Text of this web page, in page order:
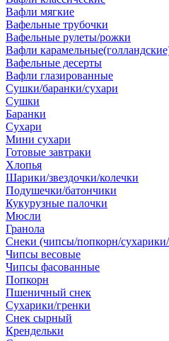
Вафли мягкие
Вафельные трубочки
Вафельные рулеты/рожки
Вафли
Вафельные десерты
Вафли глазированные
Сушки/баранки/сухари
Сушки
Баранки
Сухари
Мини сухари
Готовые завтраки
Хлопья
Шарики/звездочки/колечки
Подушечки/батончики
Кукурузные палочки
Мюсли
Гранола
Снеки (чипсы/попкорн/
Чипсы весовые
Чипсы фасованные
Попкорн
Пшеничный снек
Сухарики/гренки
Снек сырный
Крендельки